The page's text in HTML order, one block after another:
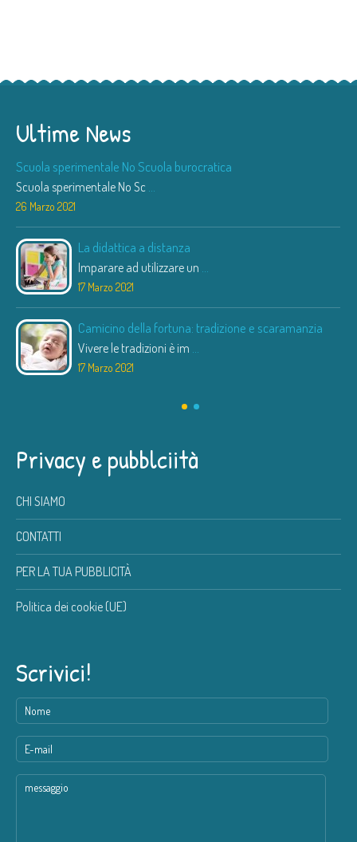
Ultime News
Scuola sperimentale No Scuola burocratica
Scuola sperimentale No Sc ...
26 Marzo 2021
La didattica a distanza
Imparare ad utilizzare un ...
17 Marzo 2021
Camicino della fortuna: tradizione e scaramanzia
Vivere le tradizioni è im ...
17 Marzo 2021
Privacy e pubblciità
CHI SIAMO
CONTATTI
PER LA TUA PUBBLICITÀ
Politica dei cookie (UE)
Scrivici!